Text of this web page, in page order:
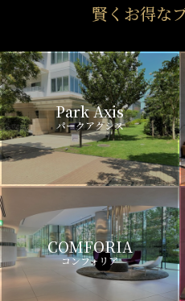
賢くお得な
Park Axis
パークアクシス
COMFORIA
コンフォリア